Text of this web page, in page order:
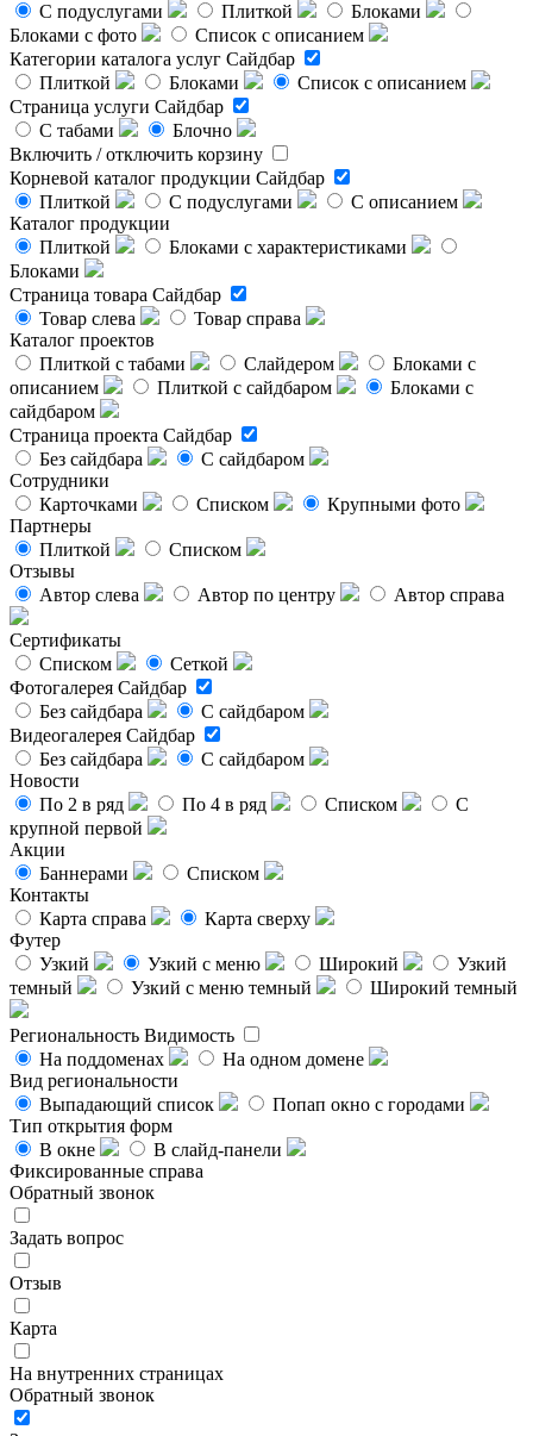
С подуслугами
Плиткой
Блоками
Блоками с фото
Список с описанием
Категории каталога услуг Сайдбар
Плиткой
Блоками
Список с описанием
Страница услуги Сайдбар
С табами
Блочно
Включить / отключить корзину
Корневой каталог продукции Сайдбар
Плиткой
С подуслугами
С описанием
Каталог продукции
Плиткой
Блоками с характеристиками
Блоками
Страница товара Сайдбар
Товар слева
Товар справа
Каталог проектов
Плиткой с табами
Слайдером
Блоками с
описанием
Плиткой с сайдбаром
Блоками с
сайдбаром
Страница проекта Сайдбар
Без сайдбара
С сайдбаром
Сотрудники
Карточками
Списком
Крупными фото
Партнеры
Плиткой
Списком
Отзывы
Автор слева
Автор по центру Автор справа
Сертификаты
Списком
Сеткой
Фотогалерея Сайдбар
Без сайдбара
С сайдбаром
Видеогалерея Сайдбар
Без сайдбара
С сайдбаром
Новости
По 2 в ряд
По 4 в ряд Списком
С
крупной первой
Акции
Баннерами
Списком
Контакты
Карта справа
Карта сверху
Футер
Узкий
Узкий с меню Широкий
Узкий
темный
Узкий с меню темный Широкий темный
Региональность Видимость
На поддоменах
На одном домене
Вид региональности
Выпадающий список
Попап окно с городами
Тип открытия форм
В окне
В слайд-панели
Фиксированные справа
Обратный звонок
Задать вопрос
Отзыв
Карта
На внутренних страницах
Обратный звонок